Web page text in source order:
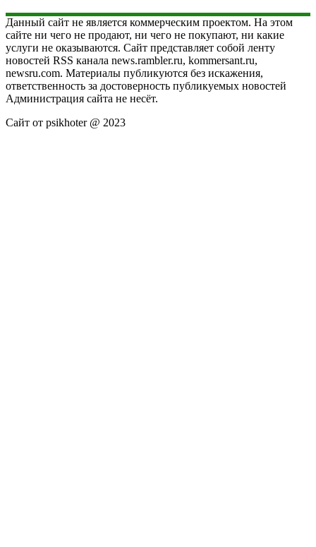
Данный сайт не является коммерческим проектом. На этом
сайте ни чего не продают, ни чего не покупают, ни какие
услуги не оказываются. Сайт представляет собой ленту
новостей RSS канала news.rambler.ru, kommersant.ru,
newsru.com. Материалы публикуются без искажения,
ответственность за достоверность публикуемых новостей
Администрация сайта не несёт.
Сайт от psikhoter @ 2023